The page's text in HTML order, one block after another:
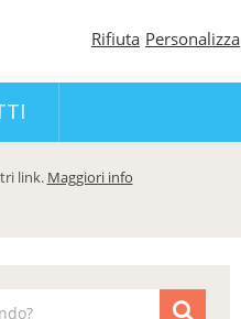
link. Maggiori info
Rifiuta Personalizza